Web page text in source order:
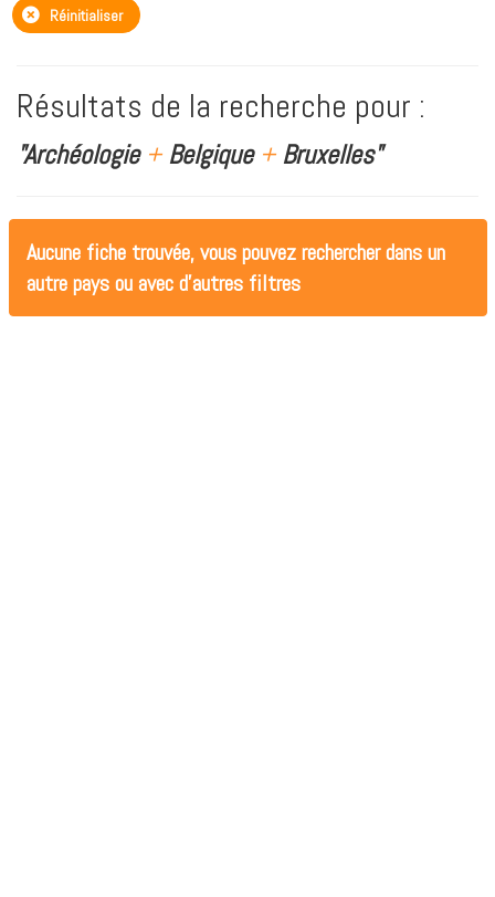
Réinitialiser
Résultats de la recherche pour :
"Archéologie +Belgique +Bruxelles"
Aucune fiche trouvée, vous pouvez rechercher dans un
autre pays ou avec d'autres filtres